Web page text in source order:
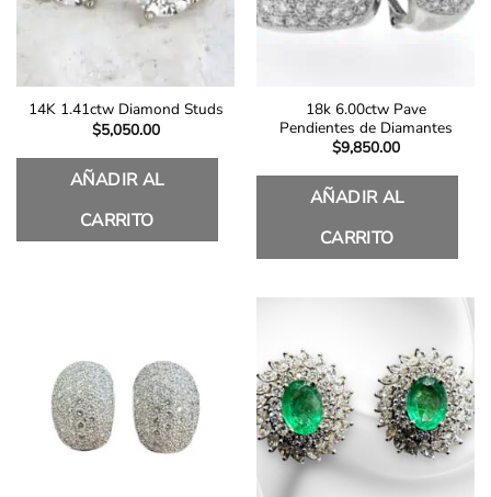
14K 1.41ctw Diamond Studs
$5,050.00
AÑADIR AL
CARRITO
18k 6.00ctw Pave
Pendientes de Diamantes
$9,850.00
AÑADIR AL
CARRITO